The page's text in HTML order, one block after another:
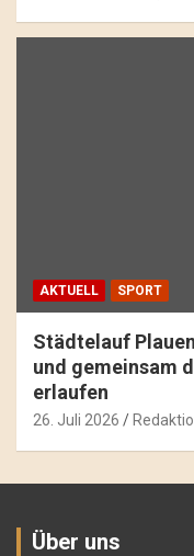
AKTUELL SPORT
Städtelauf
und gemeinsam
erlaufen
26. Juli 2026
Über uns